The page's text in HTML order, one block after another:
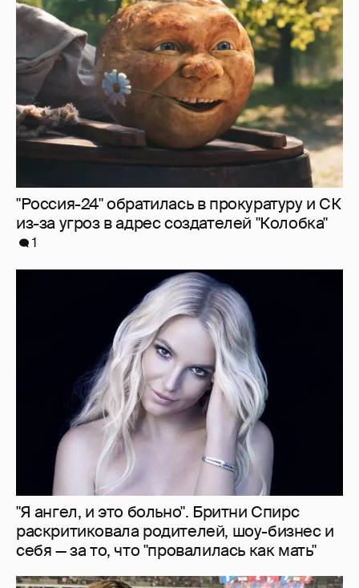
"Россия-24" обратилась в прокуратуру и СК
из-за угроз в адрес создателей "Колобка"
1
"Я ангел, и это больно". Бритни Спирс
раскритиковала родителей, шоу-бизнес и
себя — за то, что "провалилась как мать"